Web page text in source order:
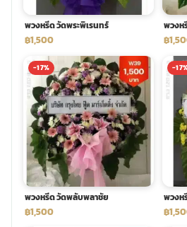
พวงหรีด วัดพระพิเรนทร์
฿1,500
พวงห
฿
-17%
พวงหรีด วัดพลับพลาชัย
฿1,500
-
พวงห
฿